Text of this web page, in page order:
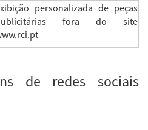
personalizada de peças
fora do site
de redes sociais